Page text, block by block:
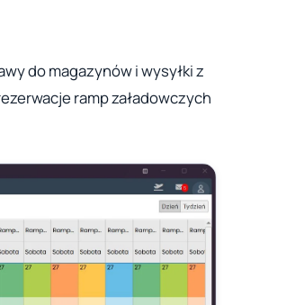
do magazynów i wysyłki z
ramp załadowczych